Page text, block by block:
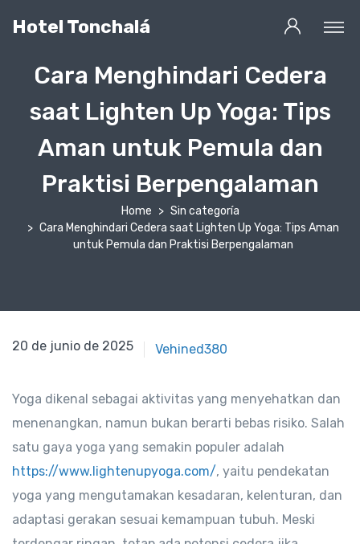
Hotel Tonchalá
Cara Menghindari Cedera
saat Lighten Up Yoga: Tips
Aman untuk Pemula dan
Praktisi Berpengalaman
Home
Sin categoría
Cara Menghindari Cedera saat Lighten Up Yoga: Tips Aman
untuk Pemula dan Praktisi Berpengalaman
20 de junio de 2025
20 de junio de 2025 Vehined380
Yoga dikenal sebagai aktivitas yang menyehatkan dan
menenangkan, namun bukan berarti bebas risiko. Salah
satu gaya yoga yang semakin populer adalah
https://www.lightenupyoga.com/, yaitu pendekatan
yoga yang mengutamakan kesadaran, kelenturan, dan
adaptasi gerakan sesuai kemampuan tubuh. Meski